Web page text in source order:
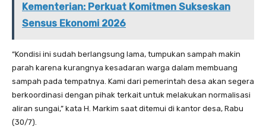
Kementerian: Perkuat Komitmen Sukseskan
Sensus Ekonomi 2026
“Kondisi ini sudah berlangsung lama, tumpukan sampah makin
parah karena kurangnya kesadaran warga dalam membuang
sampah pada tempatnya. Kami dari pemerintah desa akan segera
berkoordinasi dengan pihak terkait untuk melakukan normalisasi
aliran sungai,” kata H. Markim saat ditemui di kantor desa, Rabu
(30/7).